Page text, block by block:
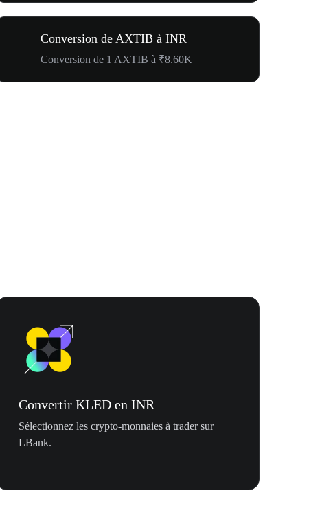
Conversion de AXTIB à INR
Conversion de 1 AXTIB à ₹8.60K
Convertir KLED en INR
Sélectionnez les crypto-monnaies à trader sur
LBank.